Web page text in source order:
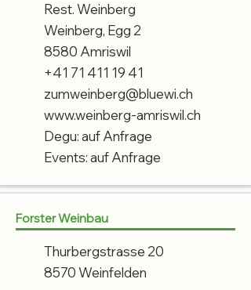
Rest. Weinberg
Weinberg, Egg 2
8580 Amriswil
+41 71 411 19 41
zumweinberg@bluewi.ch
www.weinberg-amriswil.ch
Degu: auf Anfrage
Events: auf Anfrage
Forster Weinbau
Thurbergstrasse 20
8570 Weinfelden